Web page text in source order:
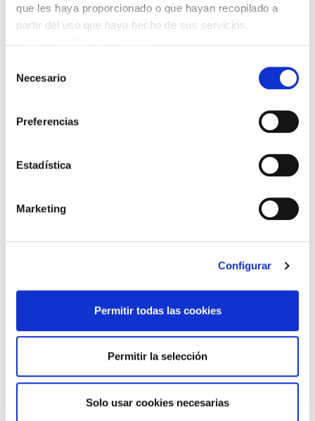
que les haya proporcionado o que hayan recopilado a
partir del uso que haya hecho de sus servicios.
Necesario
Preferencias
Estadística
Marketing
Configurar
Permitir todas las cookies
Permitir la selección
Solo usar cookies necesarias
este tema. Porque hablamos que los convenios de comercio son los que más
explicarte la cerrazón de CEBEK. En estos convenios nos han transmitido lo
trabajadoras de comercio, la precariedad existente en este sector y mucho menos
que los trabajadores y trabajadoras están con salarios del 2004.
Nuestro compromiso como ELA es el de continuar con las movilizaciones,
amenazas y teniendo en cuenta que estamos aquí para mejorar las condiciones
de vida, no para empeorarlas.
Señalar también que desde ELA hemos hecho verdaderos esfuerzos para que el